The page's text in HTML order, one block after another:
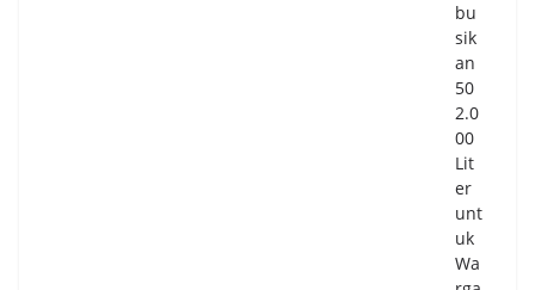
bu
sik
an
50
2.0
00
Lit
er
unt
uk
Wa